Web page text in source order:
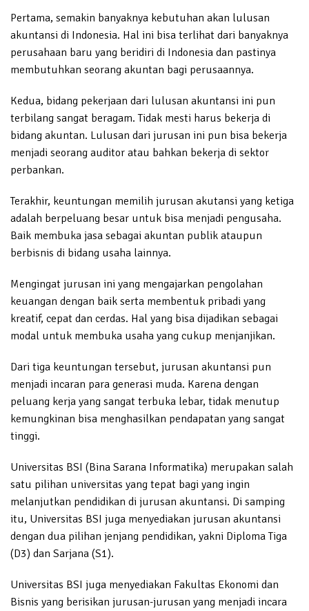
Pertama, semakin banyaknya kebutuhan akan lulusan
akuntansi di Indonesia. Hal ini bisa terlihat dari banyaknya
perusahaan baru yang beridiri di Indonesia dan pastinya
membutuhkan seorang akuntan bagi perusaannya.
Kedua, bidang pekerjaan dari lulusan akuntansi ini pun
terbilang sangat beragam. Tidak mesti harus bekerja di
bidang akuntan. Lulusan dari jurusan ini pun bisa bekerja
menjadi seorang auditor atau bahkan bekerja di sektor
perbankan.
Terakhir, keuntungan memilih jurusan akutansi yang ketiga
adalah berpeluang besar untuk bisa menjadi pengusaha.
Baik membuka jasa sebagai akuntan publik ataupun
berbisnis di bidang usaha lainnya.
Mengingat jurusan ini yang mengajarkan pengolahan
keuangan dengan baik serta membentuk pribadi yang
kreatif, cepat dan cerdas. Hal yang bisa dijadikan sebagai
modal untuk membuka usaha yang cukup menjanjikan.
Dari tiga keuntungan tersebut, jurusan akuntansi pun
menjadi incaran para generasi muda. Karena dengan
peluang kerja yang sangat terbuka lebar, tidak menutup
kemungkinan bisa menghasilkan pendapatan yang sangat
tinggi.
Universitas BSI (Bina Sarana Informatika) merupakan salah
satu pilihan universitas yang tepat bagi yang ingin
melanjutkan pendidikan di jurusan akuntansi. Di samping
itu, Universitas BSI juga menyediakan jurusan akuntansi
dengan dua pilihan jenjang pendidikan, yakni Diploma Tiga
(D3) dan Sarjana (S1).
Universitas BSI juga menyediakan Fakultas Ekonomi dan
Bisnis yang berisikan jurusan-jurusan yang menjadi incara